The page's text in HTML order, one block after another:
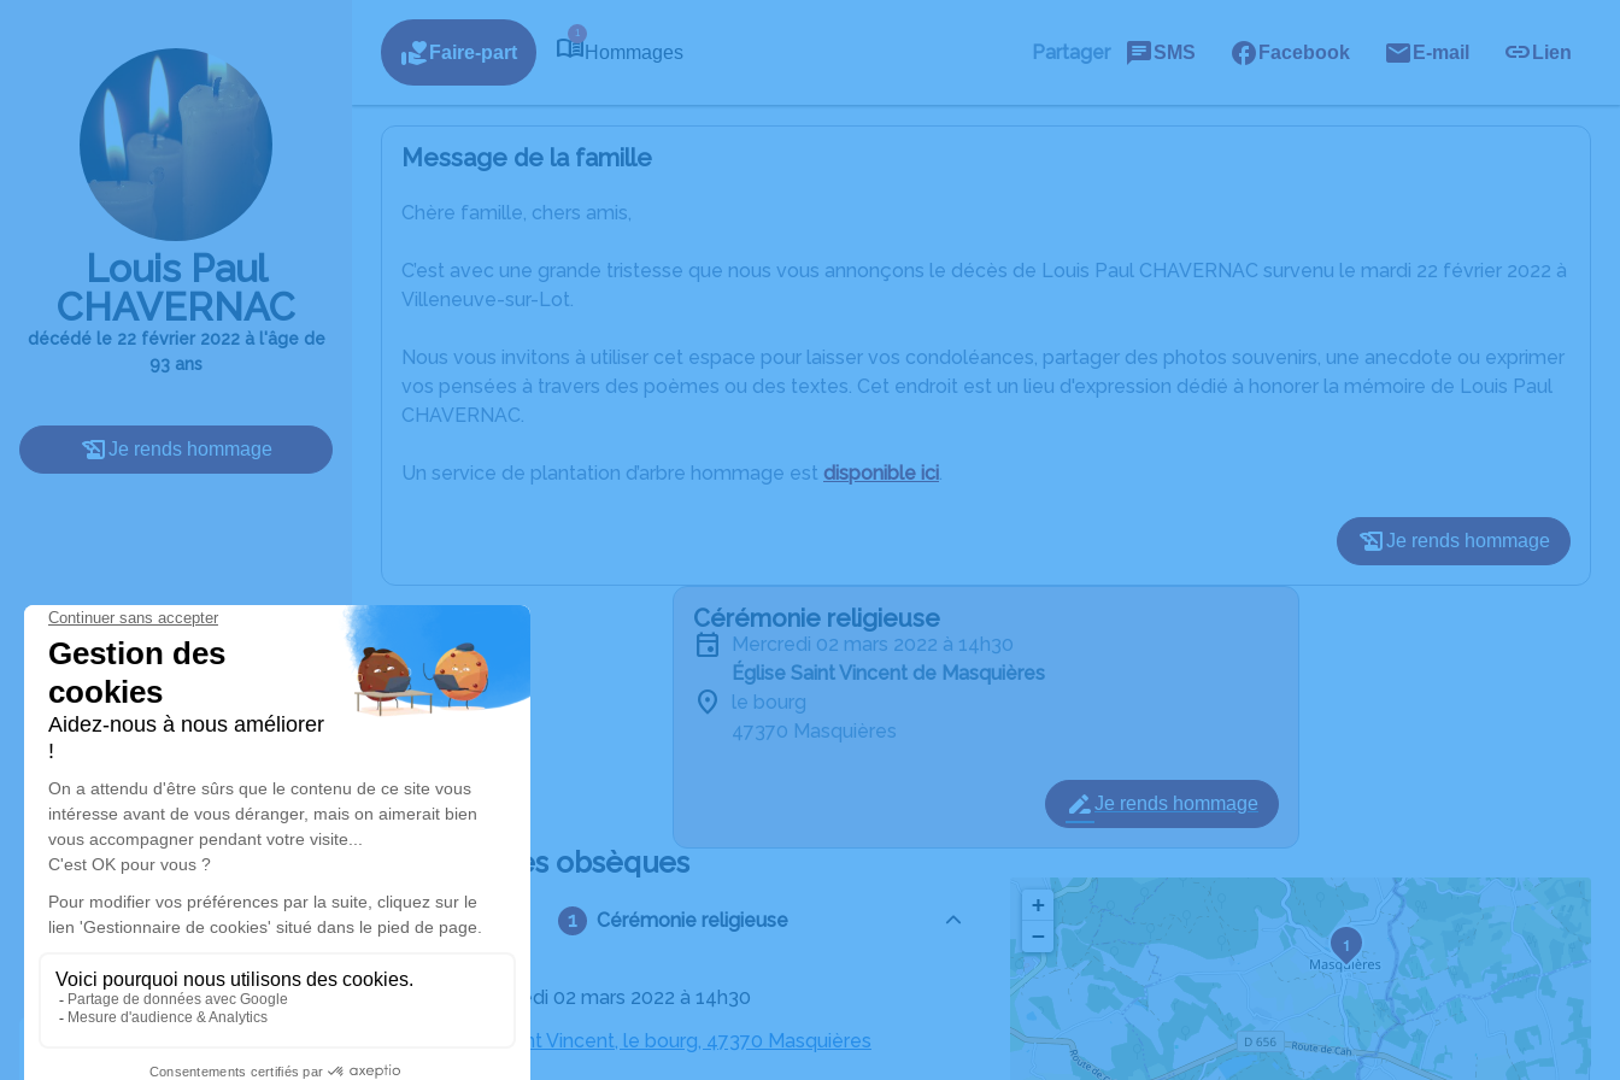
Louis Paul
CHAVERNAC
décédé le 22 février 2022 à l'âge de
93 ans
Je rends hommage
Faire-part
1
Hommages Partager SMS Facebook E-mail Lien
Message de la famille
Chère famille, chers amis,
C’est avec une grande tristesse que nous vous annonçons le décès de Louis Paul CHAVERNAC survenu le mardi 22 février 2022 à
Villeneuve-sur-Lot.
Nous vous invitons à utiliser cet espace pour laisser vos condoléances, partager des photos souvenirs, une anecdote ou exprimer
vos pensées à travers des poèmes ou des textes. Cet endroit est un lieu d'expression dédié à honorer la mémoire de Louis Paul
CHAVERNAC.
Un service de plantation d’arbre hommage est disponible ici.
Je rends hommage
Cérémonie religieuse
mercredi 02 mars 2022 à 14h30
Église Saint Vincent de Masquières
le bourg
47370 Masquières
Je rends hommage
Déroulé des obsèques
Cérémonie religieuse
Le mercredi 02 mars 2022 à 14h30
Église Saint Vincent, le bourg, 47370 Masquières
1
+
−